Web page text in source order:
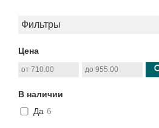
Фильтры
Цена
В наличии
Да 6